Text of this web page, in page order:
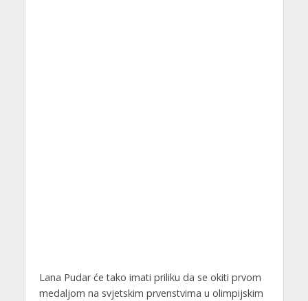
Lana Pudar će tako imati priliku da se okiti prvom
medaljom na svjetskim prvenstvima u olimpijskim